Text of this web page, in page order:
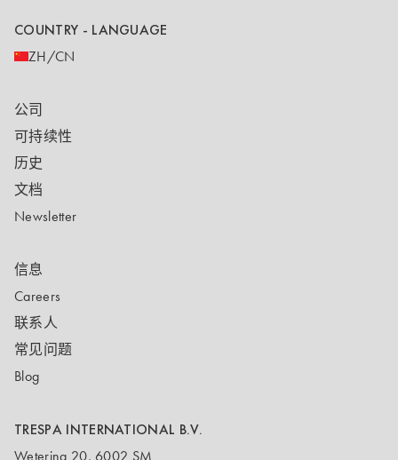
COUNTRY - LANGUAGE
ZH/CN
公司
可持续性
历史
文档
Newsletter
信息
Careers
联系人
常见问题
Blog
TRESPA INTERNATIONAL B.V.
Wetering 20, 6002 SM